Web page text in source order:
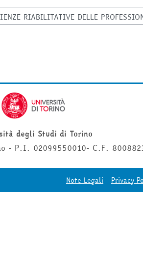
degli Studi di Torino
- P.I. 02099550010- C.F.
Note Legali Privacy